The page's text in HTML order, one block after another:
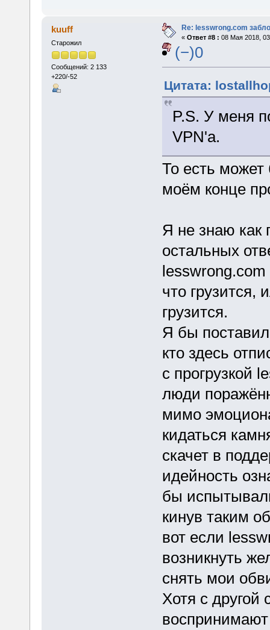
kuuff
Старожил
Сообщений: 2 133
+220/-52
Re: lesswrong.com
« Ответ #8 : 08 Мая 2018,
(−)0
Цитата:
P.S. У меня
VPN'a.
То есть
моём конце
Я не знаю как
остальных
lesswrong.com
что грузится,
грузится.
Я бы поставил
кто здесь
с прогрузкой
люди
мимо
кидаться
скачет в
идейность
бы
кинув таким
вот если
возникнуть
снять мои
Хотя с другой